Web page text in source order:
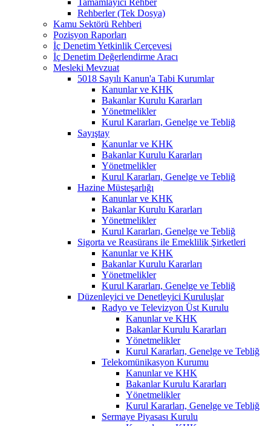
Tamamlayıcı Rehber
Rehberler (Tek Dosya)
Kamu Sektörü Rehberi
Pozisyon Raporları
İç Denetim Yetkinlik Çerçevesi
İç Denetim Değerlendirme Aracı
Mesleki Mevzuat
5018 Sayılı Kanun'a Tabi Kurumlar
Kanunlar ve KHK
Bakanlar Kurulu Kararları
Yönetmelikler
Kurul Kararları, Genelge ve Tebliğ
Sayıştay
Kanunlar ve KHK
Bakanlar Kurulu Kararları
Yönetmelikler
Kurul Kararları, Genelge ve Tebliğ
Hazine Müsteşarlığı
Kanunlar ve KHK
Bakanlar Kurulu Kararları
Yönetmelikler
Kurul Kararları, Genelge ve Tebliğ
Sigorta ve Reasürans ile Emeklilik Şirketleri
Kanunlar ve KHK
Bakanlar Kurulu Kararları
Yönetmelikler
Kurul Kararları, Genelge ve Tebliğ
Düzenleyici ve Denetleyici Kuruluşlar
Radyo ve Televizyon Üst Kurulu
Kanunlar ve KHK
Bakanlar Kurulu Kararları
Yönetmelikler
Kurul Kararları, Genelge ve Tebliğ
Telekomünikasyon Kurumu
Kanunlar ve KHK
Bakanlar Kurulu Kararları
Yönetmelikler
Kurul Kararları, Genelge ve Tebliğ
Sermaye Piyasası Kurulu